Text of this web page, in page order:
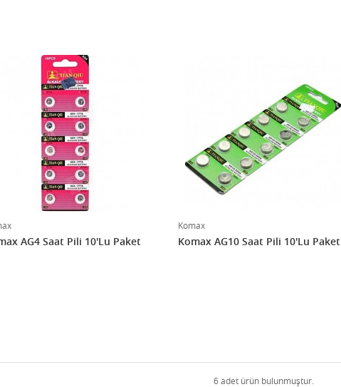
AG4 Saat Pili 10'Lu Paket
Komax
Komax AG10 Saat Pili 10'Lu Paket
6 adet ürün bulunmuştur.